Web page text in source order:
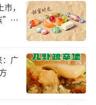
团全球化的新里
球化的不确定性提
世忠表示：“安踏
零售’的核心竞争
牌发展潜力，将与
，
”浮
广